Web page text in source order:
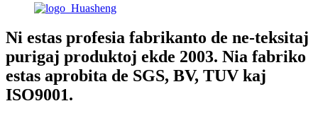
Ni estas profesia fabrikanto de ne-teksitaj
purigaj produktoj ekde 2003. Nia fabriko
estas aprobita de SGS, BV, TUV kaj
ISO9001.